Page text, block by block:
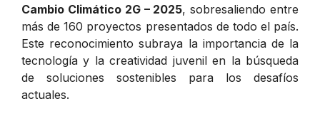
Cambio Climático 2G – 2025, sobresaliendo entre
más de 160 proyectos presentados de todo el país.
Este reconocimiento subraya la importancia de la
tecnología y la creatividad juvenil en la búsqueda
de soluciones sostenibles para los desafíos
actuales.